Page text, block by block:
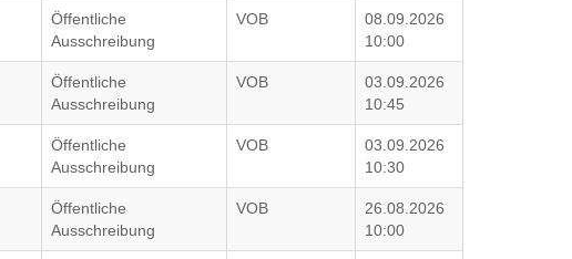
Öffentliche
Ausschreibung
VOB
08.09.2026
10:00
Öffentliche
Ausschreibung
VOB
03.09.2026
10:45
Öffentliche
Ausschreibung
VOB
03.09.2026
10:30
Öffentliche
Ausschreibung
VOB
26.08.2026
10:00